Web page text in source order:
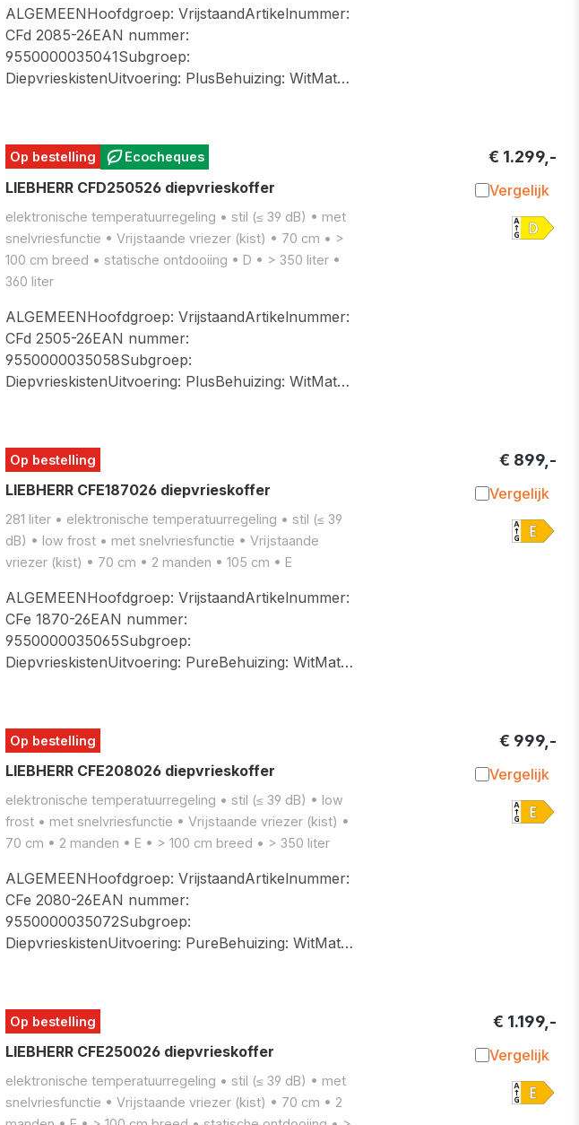
ALGEMEENHoofdgroep: VrijstaandArtikelnummer:
CFd 2085-26EAN nummer:
9550000035041Subgroep:
DiepvrieskistenUitvoering: PlusBehuizing: WitMat…
Op bestelling Ecocheques
LIEBHERR CFD250526 diepvrieskoffer
elektronische temperatuurregeling • stil (≤ 39 dB) • met
snelvriesfunctie • Vrijstaande vriezer (kist) • 70 cm • >
100 cm breed • statische ontdooiing • D • > 350 liter •
360 liter
ALGEMEENHoofdgroep: VrijstaandArtikelnummer:
CFd 2505-26EAN nummer:
9550000035058Subgroep:
DiepvrieskistenUitvoering: PlusBehuizing: WitMat…
€ 1.299,-
Vergelijk
Op bestelling
LIEBHERR CFE187026 diepvrieskoffer
281 liter • elektronische temperatuurregeling • stil (≤ 39
dB) • low frost • met snelvriesfunctie • Vrijstaande
vriezer (kist) • 70 cm • 2 manden • 105 cm • E
ALGEMEENHoofdgroep: VrijstaandArtikelnummer:
CFe 1870-26EAN nummer:
9550000035065Subgroep:
DiepvrieskistenUitvoering: PureBehuizing: WitMat…
€ 899,-
Vergelijk
Op bestelling
LIEBHERR CFE208026 diepvrieskoffer
elektronische temperatuurregeling • stil (≤ 39 dB) • low
frost • met snelvriesfunctie • Vrijstaande vriezer (kist) •
70 cm • 2 manden • E • > 100 cm breed • > 350 liter
ALGEMEENHoofdgroep: VrijstaandArtikelnummer:
CFe 2080-26EAN nummer:
9550000035072Subgroep:
DiepvrieskistenUitvoering: PureBehuizing: WitMat…
€ 999,-
Vergelijk
Op bestelling
LIEBHERR CFE250026 diepvrieskoffer
elektronische temperatuurregeling • stil (≤ 39 dB) • met
snelvriesfunctie • Vrijstaande vriezer (kist) • 70 cm • 2
€ 1.199,-
Vergelijk